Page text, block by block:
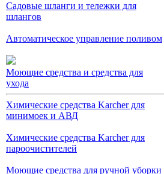
Садовые шланги и тележки для
шлангов
Автоматическое управление поливом
Моющие средства и средства для
ухода
Химические средства Karcher для
минимоек и АВД
Химические средства Karcher для
пароочистителей
Моющие средства для ручной уборки